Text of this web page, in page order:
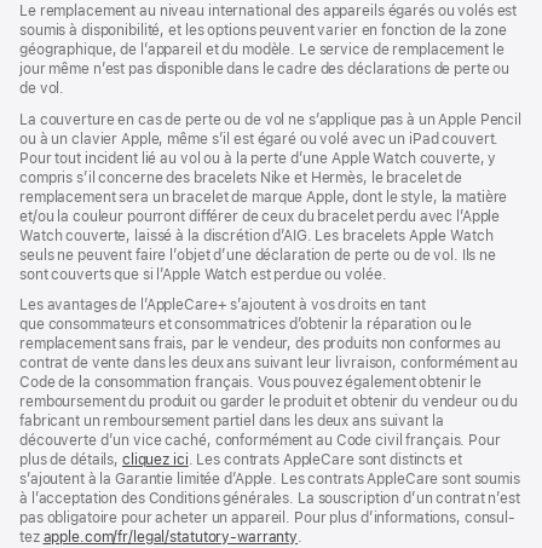
une
nouvelle
fenêtre)
Le remplacement au niveau international des appareils égarés ou volés est
soumis à disponibilité, et les options peuvent varier en fonction de la zone
géographique, de l’appareil et du modèle. Le service de remplacement le
jour même n’est pas disponible dans le cadre des déclarations de perte ou
de vol.
La couverture en cas de perte ou de vol ne s’applique pas à un Apple Pencil
ou à un clavier Apple, même s’il est égaré ou volé avec un iPad couvert.
Pour tout incident lié au vol ou à la perte d’une Apple Watch couverte, y
compris s’il concerne des bracelets Nike et Hermès, le bracelet de
remplacement sera un bracelet de marque Apple, dont le style, la matière
et/ou la couleur pourront différer de ceux du bracelet perdu avec l’Apple
Watch couverte, laissé à la discrétion d’AIG. Les bracelets Apple Watch
seuls ne peuvent faire l’objet d’une déclaration de perte ou de vol. Ils ne
sont couverts que si l’Apple Watch est perdue ou volée.
Les avan­tages de l’AppleCare+ s’ajoutent à vos droits en tant
que consommateurs et consommatrices d’obtenir la réparation ou le
rempla­cement sans frais, par le vendeur, des pro­duits non conformes au
contrat de vente dans les deux ans suivant leur livraison, conformément au
Code de la consom­mation français. Vous pouvez égale­ment obtenir le
rembour­sement du produit ou garder le produit et obtenir du vendeur ou du
fabricant un rembour­sement partiel dans les deux ans suivant la
découverte d’un vice caché, conformément au Code civil français. Pour
plus de détails, cliquez ici(s’ouvre
dans
une
nouvelle
fenêtre)
. Les contrats AppleCare sont distincts et
s’ajoutent à la Garantie limitée d’Apple. Les contrats AppleCare sont soumis
à l’acceptation des Conditions générales. La souscription d’un contrat n’est
pas obligatoire pour acheter un appa­reil. Pour plus d’infor­mations, consul­
tez apple.com/fr/legal/statutory-warranty(s’ouvre
.